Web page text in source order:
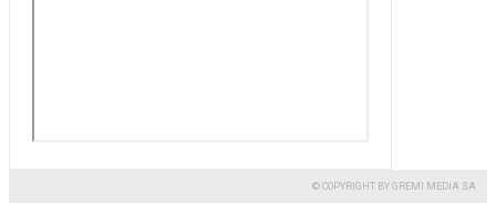
© COPYRIGHT BY GREMI MEDIA SA